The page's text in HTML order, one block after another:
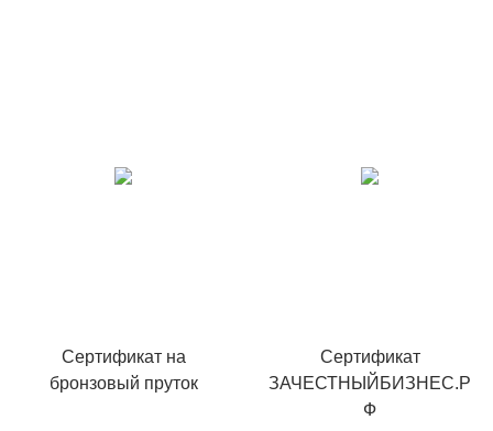
Сертификат на
бронзовый пруток
Сертификат
ЗАЧЕСТНЫЙБИЗНЕС.Р
Ф